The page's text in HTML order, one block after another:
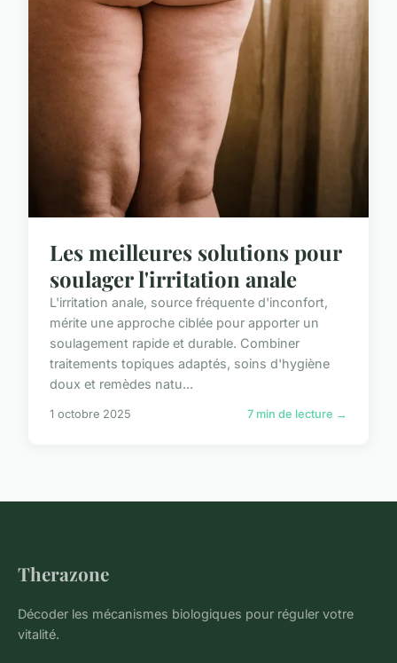
Les meilleures solutions pour
soulager l'irritation anale
L'irritation anale, source fréquente d'inconfort,
mérite une approche ciblée pour apporter un
soulagement rapide et durable. Combiner
traitements topiques adaptés, soins d'hygiène
doux et remèdes natu...
1 octobre 2025 7 min de lecture →
Therazone
Décoder les mécanismes biologiques pour réguler votre
vitalité.